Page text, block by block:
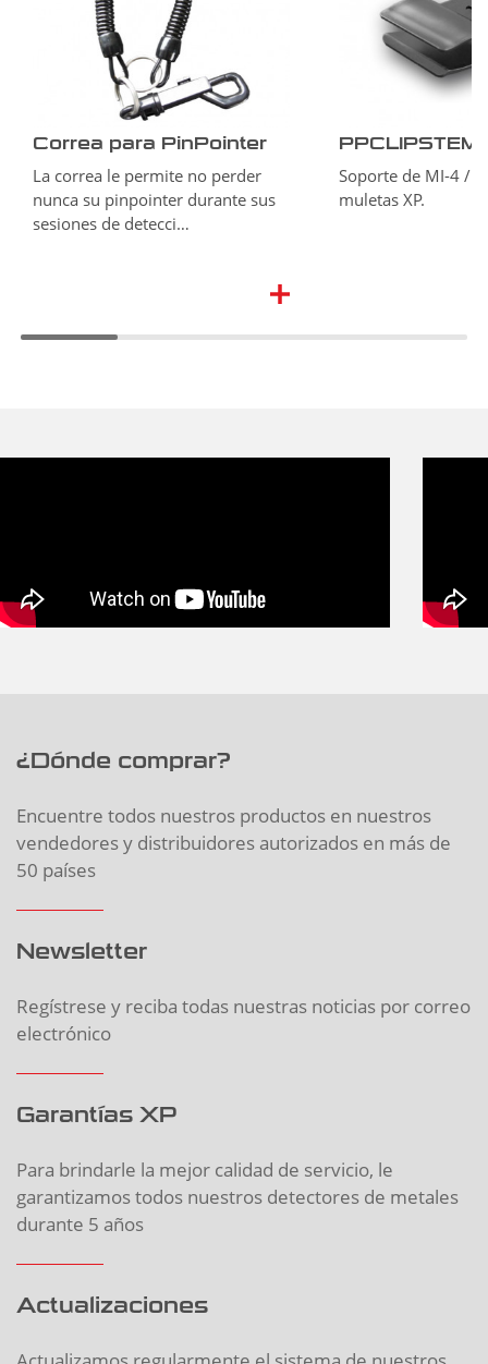
Correa para PinPointer
La correa le permite no perder
nunca su pinpointer durante sus
sesiones de detecci…
PPCLIPSTEM
Soporte de MI-4 /
muletas XP.
¿Dónde comprar?
Encuentre todos nuestros productos en nuestros
vendedores y distribuidores autorizados en más de
50 países
Newsletter
Regístrese y reciba todas nuestras noticias por correo
electrónico
Garantías XP
Para brindarle la mejor calidad de servicio, le
garantizamos todos nuestros detectores de metales
durante 5 años
Actualizaciones